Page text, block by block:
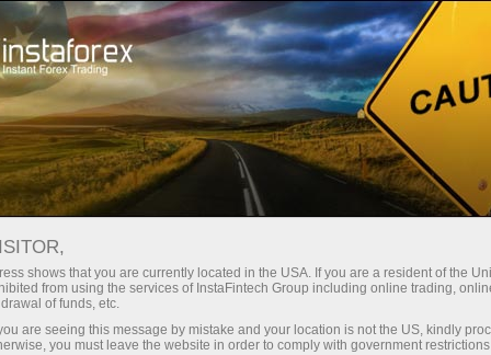
Para traders Analytical Reviews Technical analysis
22.06.2017: Forex Analysis &
Reviews: Daily Video Technical
Analysis | EUR/USD | 23rd June 2017
shows that you are currently located in the USA. If you are a resident of the
from using the services of InstaFintech Group including online trading,
of funds, etc.
are seeing this message by mistake and your location is not the US, kindly
you must leave the website in order to comply with government